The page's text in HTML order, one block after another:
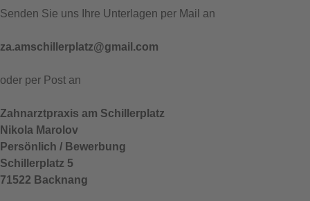
Senden Sie uns Ihre Unterlagen per Mail an
za.amschillerplatz@gmail.com
oder per Post an
Zahnarztpraxis am Schillerplatz
Nikola Marolov
Persönlich / Bewerbung
Schillerplatz 5
71522 Backnang